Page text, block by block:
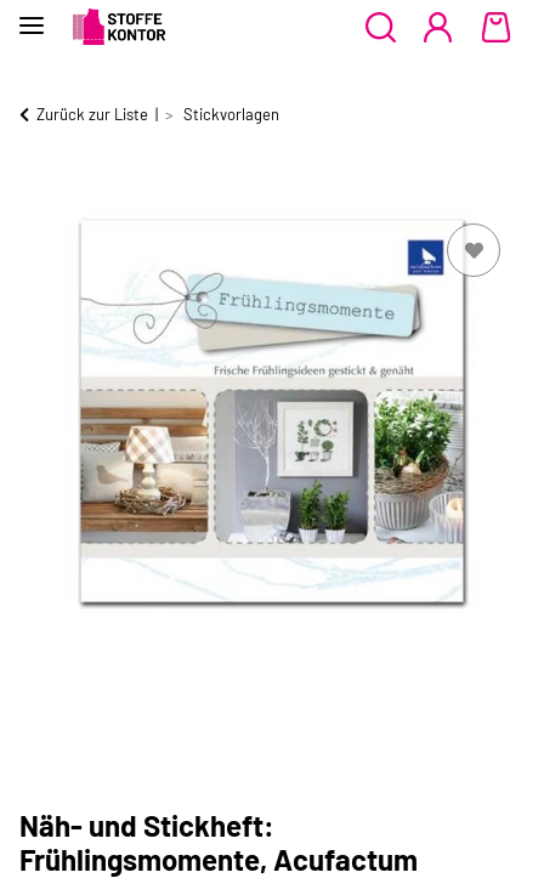
Zurück zur Liste Stickvorlagen
Näh- und Stickheft:
Frühlingsmomente, Acufactum